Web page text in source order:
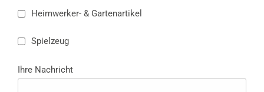
Heimwerker- & Gartenartikel
Spielzeug
Ihre Nachricht